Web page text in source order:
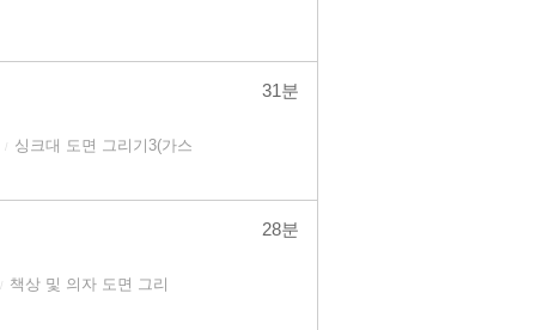
31분
싱크대 도면 그리기3(가스
28분
책상 및 의자 도면 그리